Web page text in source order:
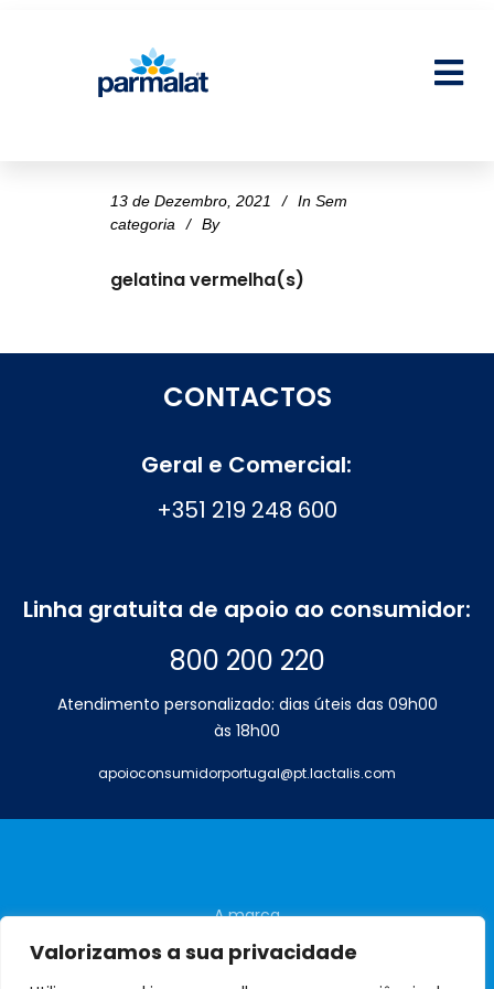
Valorizamos a sua privacidade
13 de Dezembro, 2021 In Sem
categoria
By
gelatina vermelha(s)
CONTACTOS
Geral e Comercial:
+351 219 248 600
Linha gratuita de apoio ao consumidor:
800 200 220
Atendimento personalizado: dias úteis das 09h00
às 18h00
apoioconsumidorportugal@pt.lactalis.com
A marca
Perguntas frequentes
Contactos